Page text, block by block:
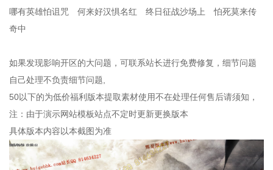
哪有英雄怕诅咒 何来好汉惧名红 终日征战沙场上 怕死莫来传
奇中
如果发现影响开区的大问题，可联系站长进行免费修复，细节问题
自己处理不负责细节问题,
50以下的为低价福利版本提取素材使用不在处理任何售后请须知，
注：由于演示网站模板站点不定时更新更换版本
具体版本内容以本截图为准